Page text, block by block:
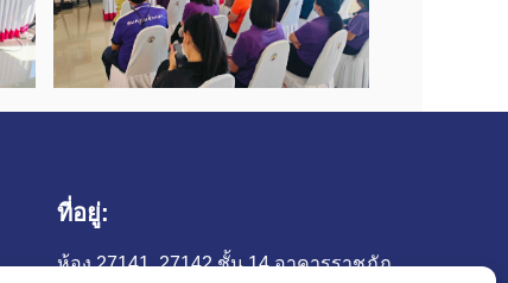
ที่อยู่:
ห้อง 27141, 27142 ชั้น 14 อาคารราชภัฏ